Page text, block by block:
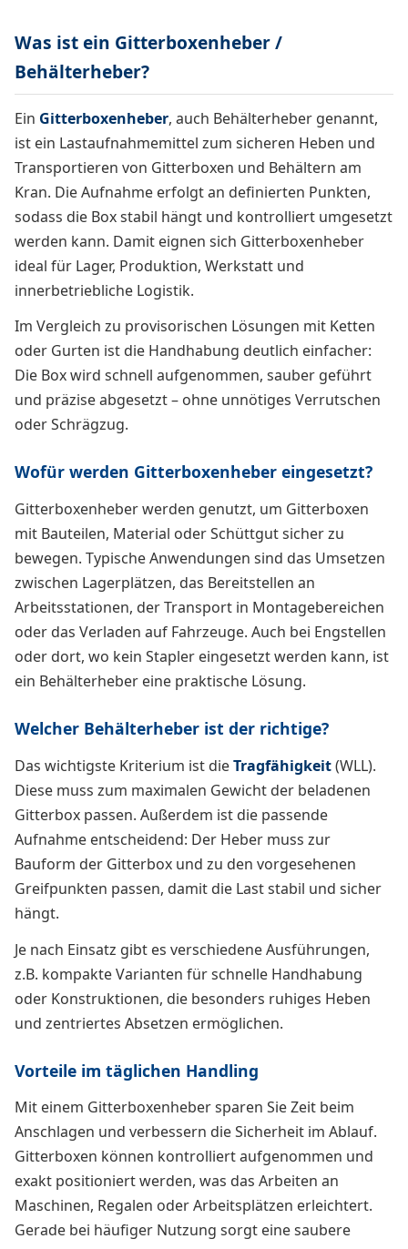
Was ist ein Gitterboxenheber /
Behälterheber?
Ein Gitterboxenheber, auch Behälterheber genannt,
ist ein Lastaufnahmemittel zum sicheren Heben und
Transportieren von Gitterboxen und Behältern am
Kran. Die Aufnahme erfolgt an definierten Punkten,
sodass die Box stabil hängt und kontrolliert umgesetzt
werden kann. Damit eignen sich Gitterboxenheber
ideal für Lager, Produktion, Werkstatt und
innerbetriebliche Logistik.
Im Vergleich zu provisorischen Lösungen mit Ketten
oder Gurten ist die Handhabung deutlich einfacher:
Die Box wird schnell aufgenommen, sauber geführt
und präzise abgesetzt – ohne unnötiges Verrutschen
oder Schrägzug.
Wofür werden Gitterboxenheber eingesetzt?
Gitterboxenheber werden genutzt, um Gitterboxen
mit Bauteilen, Material oder Schüttgut sicher zu
bewegen. Typische Anwendungen sind das Umsetzen
zwischen Lagerplätzen, das Bereitstellen an
Arbeitsstationen, der Transport in Montagebereichen
oder das Verladen auf Fahrzeuge. Auch bei Engstellen
oder dort, wo kein Stapler eingesetzt werden kann, ist
ein Behälterheber eine praktische Lösung.
Welcher Behälterheber ist der richtige?
Das wichtigste Kriterium ist dieTragfähigkeit(WLL).
Diese muss zum maximalen Gewicht der beladenen
Gitterbox passen. Außerdem ist die passende
Aufnahme entscheidend: Der Heber muss zur
Bauform der Gitterbox und zu den vorgesehenen
Greifpunkten passen, damit die Last stabil und sicher
hängt.
Je nach Einsatz gibt es verschiedene Ausführungen,
z.B. kompakte Varianten für schnelle Handhabung
oder Konstruktionen, die besonders ruhiges Heben
und zentriertes Absetzen ermöglichen.
Vorteile im täglichen Handling
Mit einem Gitterboxenheber sparen Sie Zeit beim
Anschlagen und verbessern die Sicherheit im Ablauf.
Gitterboxen können kontrolliert aufgenommen und
exakt positioniert werden, was das Arbeiten an
Maschinen, Regalen oder Arbeitsplätzen erleichtert.
Gerade bei häufiger Nutzung sorgt eine saubere